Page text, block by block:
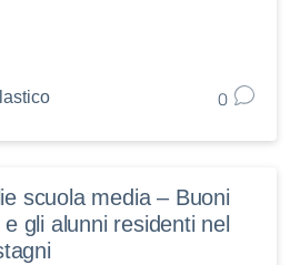
0
scuola media – Buoni
gli alunni residenti nel